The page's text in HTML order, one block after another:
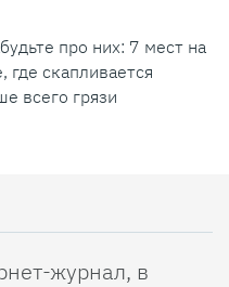
про них: 7 мест на
где скапливается
всего грязи
журнал, в